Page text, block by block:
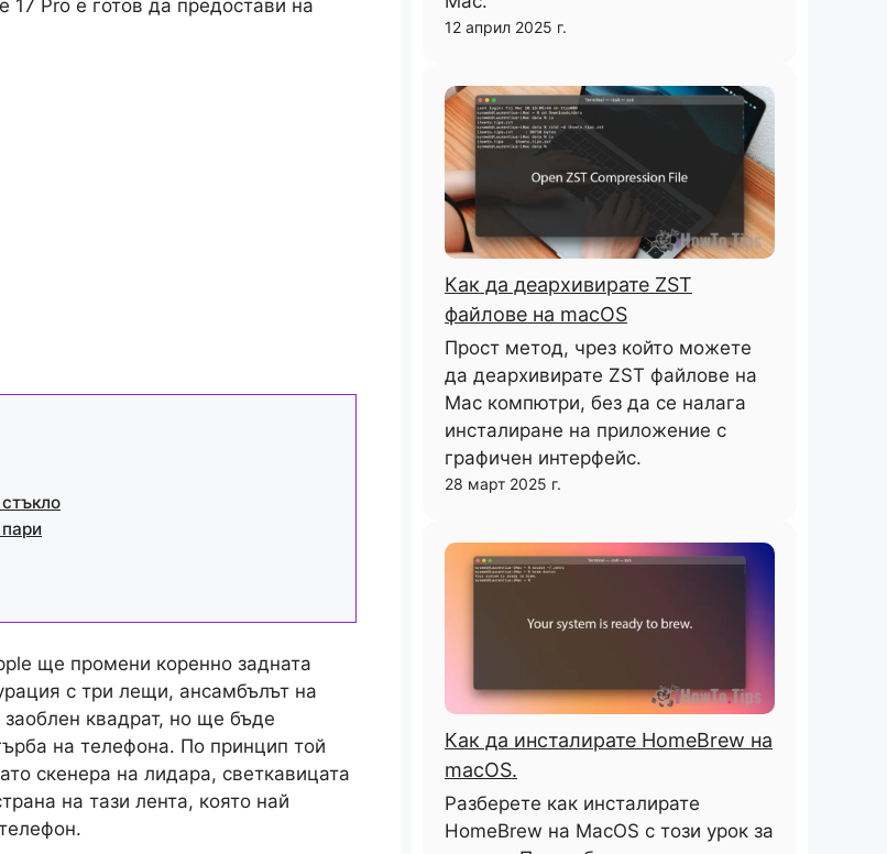
17 Pro е готов да предостави на
ще промени коренно задната
с три лещи, ансамбълът на
квадрат, но ще бъде
на телефона. По принцип той
скенера на лидара, светкавицата
на тази лента, която най
12 април 2025 г.
Как да деархивирате ZST
файлове на macOS
Прост метод, чрез който можете
да деархивирате ZST файлове на
Mac компютри, без да се налага
инсталиране на приложение с
графичен интерфейс.
28 март 2025 г.
Как да инсталирате HomeBrew на
macOS.
Разберете как инсталирате
HomeBrew на MacOS с този урок за